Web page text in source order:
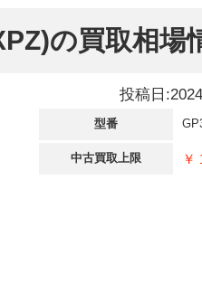
の買取相場
投稿日
型番
中古買取上限 ￥